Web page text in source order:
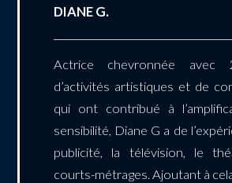
DIANE G.
Actrice chevronnée avec
d’activités artistiques et de
qui ont contribué à
sensibilité, Diane G a de
publicité, la télévision, le
courts-métrages. Ajoutant à